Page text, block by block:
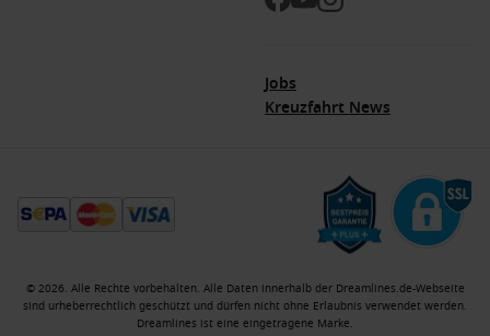
Jobs
Kreuzfahrt News
© 2026. Alle Rechte vorbehalten. Alle Daten innerhalb der Dreamlines.de-Webseite
sind urheberrechtlich geschützt und dürfen nicht ohne Erlaubnis verwendet werden.
Dreamlines ist eine eingetragene Marke.